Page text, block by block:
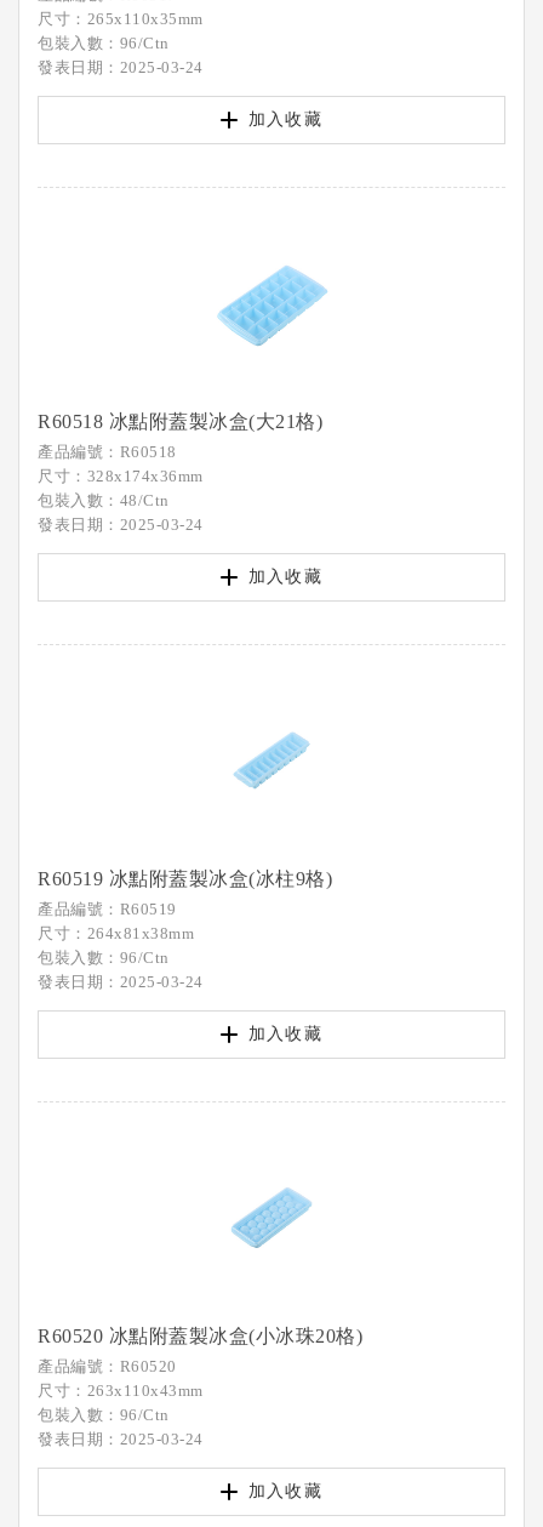
尺寸：265x110x35mm
包裝入數：96/Ctn
發表日期：2025-03-24
加入收藏
R60518 冰點附蓋製冰盒(大21格)
產品編號：R60518
尺寸：328x174x36mm
包裝入數：48/Ctn
發表日期：2025-03-24
加入收藏
R60519 冰點附蓋製冰盒(冰柱9格)
產品編號：R60519
尺寸：264x81x38mm
包裝入數：96/Ctn
發表日期：2025-03-24
加入收藏
R60520 冰點附蓋製冰盒(小冰珠20格)
產品編號：R60520
尺寸：263x110x43mm
包裝入數：96/Ctn
發表日期：2025-03-24
加入收藏